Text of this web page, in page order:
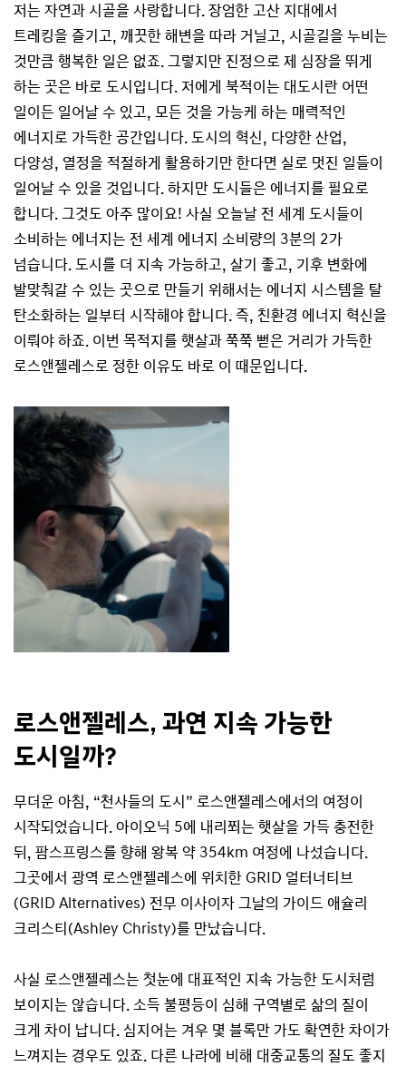
저는 자연과 시골을 사랑합니다. 장엄한 고산 지대에서
트레킹을 즐기고, 깨끗한 해변을 따라 거닐고, 시골길을 누비는
것만큼 행복한 일은 없죠. 그렇지만 진정으로 제 심장을 뛰게
하는 곳은 바로 도시입니다. 저에게 북적이는 대도시란 어떤
일이든 일어날 수 있고, 모든 것을 가능케 하는 매력적인
에너지로 가득한 공간입니다. 도시의 혁신, 다양한 산업,
다양성, 열정을 적절하게 활용하기만 한다면 실로 멋진 일들이
일어날 수 있을 것입니다. 하지만 도시들은 에너지를 필요로
합니다. 그것도 아주 많이요! 사실 오늘날 전 세계 도시들이
소비하는 에너지는 전 세계 에너지 소비량의 3분의 2가
넘습니다. 도시를 더 지속 가능하고, 살기 좋고, 기후 변화에
발맞춰갈 수 있는 곳으로 만들기 위해서는 에너지 시스템을 탈
탄소화하는 일부터 시작해야 합니다. 즉, 친환경 에너지 혁신을
이뤄야 하죠. 이번 목적지를 햇살과 쭉쭉 뻗은 거리가 가득한
로스앤젤레스로 정한 이유도 바로 이 때문입니다.
로스앤젤레스, 과연 지속 가능한
도시일까?
무더운 아침, “천사들의 도시” 로스앤젤레스에서의 여정이
시작되었습니다. 아이오닉 5에 내리쬐는 햇살을 가득 충전한
뒤, 팜스프링스를 향해 왕복 약 354km 여정에 나섰습니다.
그곳에서 광역 로스앤젤레스에 위치한 GRID 얼터너티브
(GRID Alternatives) 전무 이사이자 그날의 가이드 애슐리
크리스티(Ashley Christy)를 만났습니다.
사실 로스앤젤레스는 첫눈에 대표적인 지속 가능한 도시처럼
보이지는 않습니다. 소득 불평등이 심해 구역별로 삶의 질이
크게 차이 납니다. 심지어는 겨우 몇 블록만 가도 확연한 차이가
느껴지는 경우도 있죠. 다른 나라에 비해 대중교통의 질도 좋지